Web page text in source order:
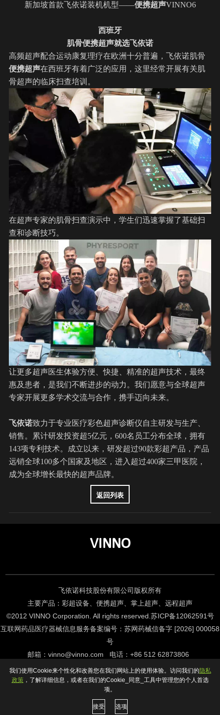
新加坡首款飞依诺装机机型——便携超声VINNO6
西班牙
肌骨便携超声就选飞依诺
高频超声配合运动康复理疗在欧洲十分普遍，飞依诺肌骨
便携超声在西班牙有着广泛的应用，这里经常开展有关肌
骨超声的临床扫查培训。
在超声专家的肌骨扫查演示中，学生们迅速掌握了基础扫
查和诊断技巧。
让更多超声医生体验方便、快捷、精准的超声技术，最终
惠及患者，是我们不断进步的动力。我们愿意与全球超声
专家开展更多学术交流与合作，携手迈向未来。
飞依诺致力于专业医疗彩色超声诊断仪自主研发与生产、
销售。累计研发投资超5亿元，600名员工分布全球，拥有
143项专利技术。成立以来，研发超过90款彩超产品，产品
远销全球100多个国家及地区，进入超过400家三甲医院，
成为全球增长最快的超声品牌。
返回列表
VINNO
飞依诺科技股份有限公司版权所有
主要产品：彩超设备、便携超声、掌上超声、远程超声
©2012 VINNO Corporation. All rights reserved. 苏ICP备12062591号
互联网药品医疗器械信息服务备案编号：苏网药械信备字 [2026] 000058
号
邮箱： vinno@vinno.com 电话： +86 512 62873806
Support By KGU
我们使用Cookie来个性化和改善您在我们网站上的使用体验。访问我们的隐私
政策，了解详细信息，或者在我们的Cookie_同意_工具中管理您的个人首选
项。
接受 选项